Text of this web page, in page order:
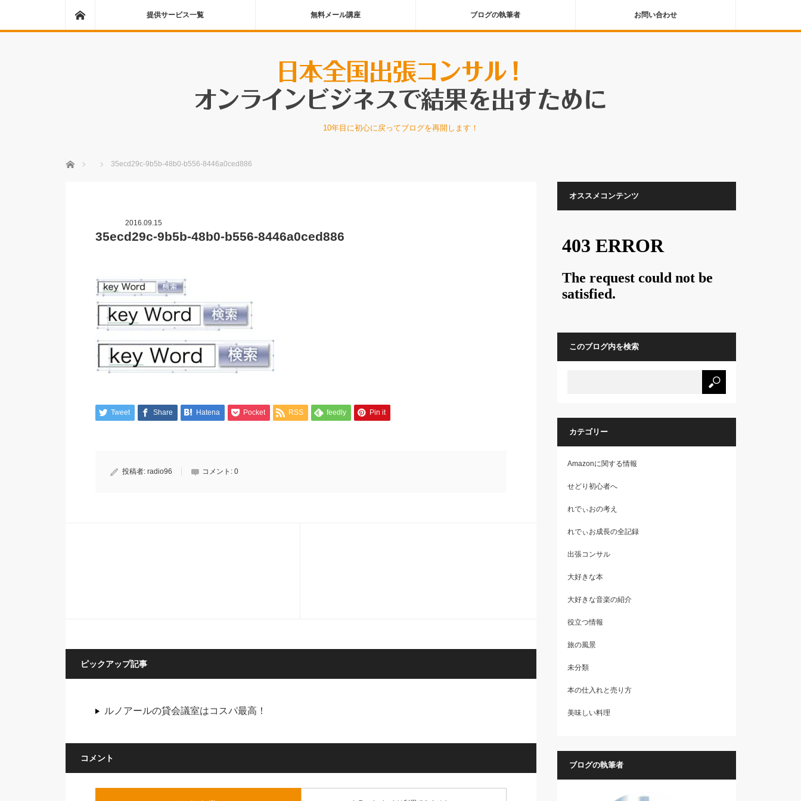
提供サービス一覧 無料メール講座 ブログの執筆者 お問い合わせ
10年目に初心に戻ってブログを再開します！
ホーム 35ecd29c-9b5b-48b0-b556-8446a0ced886
2016.09.15
35ecd29c-9b5b-48b0-b556-8446a0ced886
Tweet Share Hatena Pocket RSS feedly Pin it
投稿者: radio96 コメント: 0
ピックアップ記事
ルノアールの貸会議室はコスパ最高！
コメント
オススメコンテンツ
このブログ内を検索
カテゴリー
Amazonに関する情報
せどり初心者へ
れでぃおの考え
れでぃお成長の全記録
出張コンサル
大好きな本
大好きな音楽の紹介
役立つ情報
旅の風景
未分類
本の仕入れと売り方
美味しい料理
ブログの執筆者